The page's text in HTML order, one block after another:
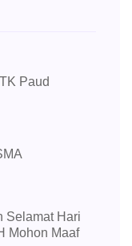
Paud
Selamat Hari
Mohon Maaf